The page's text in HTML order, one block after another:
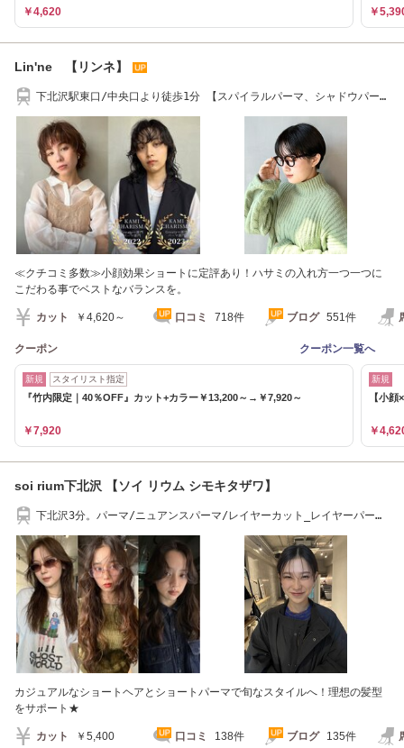
￥4,620 ￥
Lin'ne 【リンネ】
下北沢駅東口/中央口より徒歩1分 【スパイラルパーマ、シャドウパー
≪クチコミ多数≫小顔効果ショートに定評あり！ハサミの入れ方一つ一つに
こだわる事でベストなバランスを。
カット ￥4,620～ 口コミ 718件 ブログ 551件
クーポン クーポン一覧へ
新規 スタイリスト指定
『竹内限定｜40％OFF』カット+カラー￥13,200～→￥7,920～
￥7,920
新規
【小
￥
soi rium下北沢 【ソイ リウム シモキタザワ】
下北沢3分。パーマ/ニュアンスパーマ/レイヤーカット_レイヤーパーマ
カジュアルなショートヘアとショートパーマで旬なスタイルへ！理想の髪型
をサポート★
カット ￥5,400 口コミ 138件 ブログ 135件